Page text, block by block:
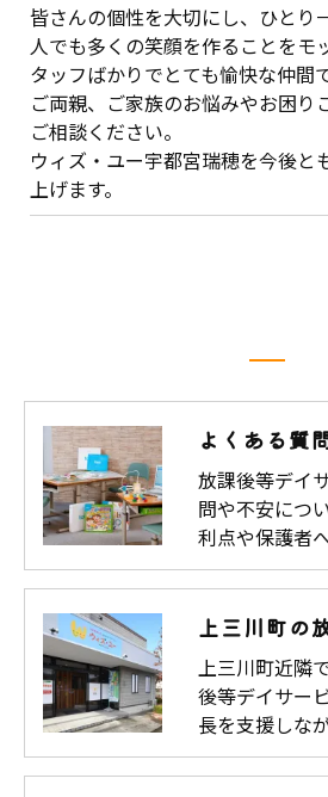
皆さんの個性を大切にし、ひとり
人でも多くの笑顔を作ることをモ
タッフばかりでとても愉快な仲間で
ご両親、ご家族のお悩みやお困り
ご相談ください。
ウィズ・ユー宇都宮瑞穂を今後と
上げます。
よくある質
放課後等デイ
問や不安につ
利点や保護者
上三川町近隣
後等デイサー
長を支援しな